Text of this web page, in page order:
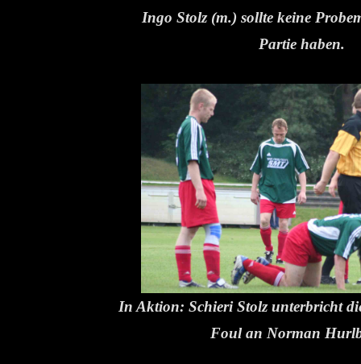
Ingo Stolz (m.) sollte keine
Partie haben.
In Aktion: Schieri Stolz unterbricht
Foul an Norman